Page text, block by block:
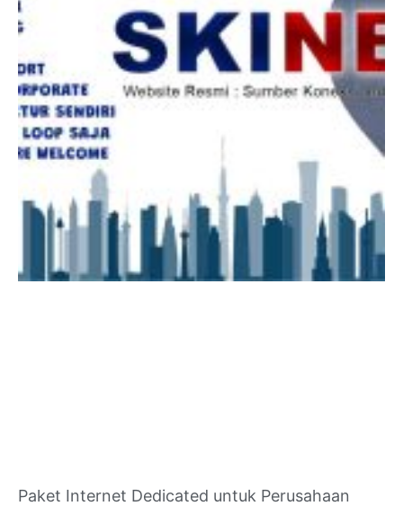
Paket Internet Dedicated untuk Perusahaan